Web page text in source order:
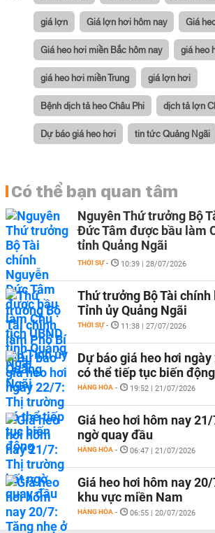
giá lợn Giá lợn hơi hôm nay Giá
Giá heo hơi miền Bắc hôm nay giá heo
giá heo hơi miền Trung giá lợn hơi
Bệnh dịch tả heo Châu Phi dịch tả lợn
Dự báo giá heo hơi tin tức Quảng Ngãi
Có thể bạn quan tâm
Nguyên Thứ trưởng Bộ
Đức Tâm được bầu làm
tỉnh Quảng Ngãi
THỜI SỰ - 10:39 | 28/07/2026
Thứ trưởng Bộ Tài
Tỉnh ủy Quảng Ngãi
THỜI SỰ - 11:38 | 27/07/2026
Dự báo giá heo hơi
có thể tiếp tục biến động
HÀNG HÓA - 19:52 | 21/07/2026
Giá heo hơi hôm nay
ngờ quay đầu
HÀNG HÓA - 06:47 | 21/07/2026
Giá heo hơi hôm nay
khu vực miền Nam
HÀNG HÓA - 06:55 | 20/07/2026